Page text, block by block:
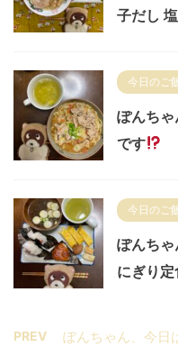
子だし
今日のご
ぽんち
です
今日のご
ぽんち
にぎり
PREV ぽんちゃん、今日